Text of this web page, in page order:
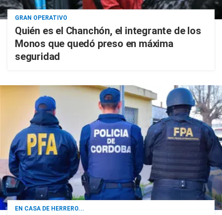
GRAN OPERATIVO
Quién es el Chanchón, el integrante de los
Monos que quedó preso en máxima
seguridad
EN CASA DE HERRERO...